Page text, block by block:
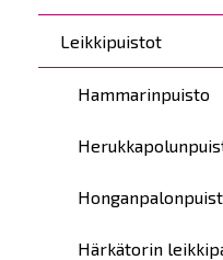
Leikkipuistot
Hammarinpuisto
Härkätorin